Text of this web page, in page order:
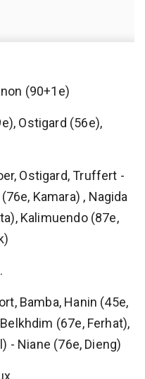
(90+1e)
Ostigard (56e),
Ostigard, Truffert -
Kamara) , Nagida
Kalimuendo (87e,
Bamba, Hanin (45e,
(67e, Ferhat),
- Niane (76e, Dieng)